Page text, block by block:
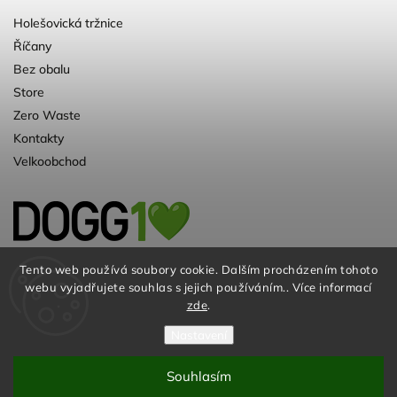
Tento web používá soubory cookie. Dalším procházením tohoto
webu vyjadřujete souhlas s jejich používáním.. Více informací
zde.
Souhlasím
Holešovická tržnice
Říčany
Bez obalu
Store
Zero Waste
Kontakty
Velkoobchod
Kvalitní a ♻️eko chovatelské potřeby pro
psy. Už 10 let